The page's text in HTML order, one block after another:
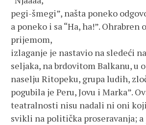
pegi-šmegi”, našta poneko
a poneko i sa “Ha, ha!”. Ohrabren
prijemom,
izlaganje je nastavio na sledeći
seljaka, na brdovitom Balkanu, u
naselju Ritopeku, grupa ludih,
pogubila je Peru, Jovu i Marka”.
teatralnosti nisu nadali ni oni
svikli na politička proseravanja;